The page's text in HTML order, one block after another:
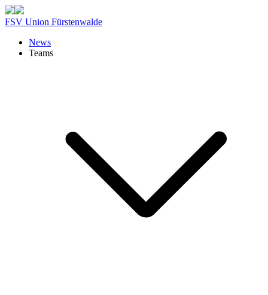
FSV Union Fürstenwalde
News
Teams